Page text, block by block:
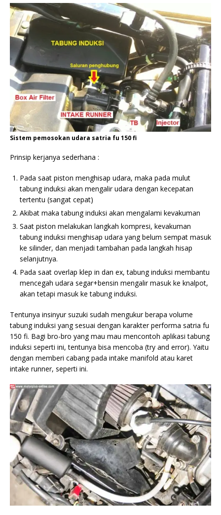
Sistem pemosokan udara satria fu 150 fi
Prinsip kerjanya sederhana :
Pada saat piston menghisap udara, maka pada mulut
tabung induksi akan mengalir udara dengan kecepatan
tertentu (sangat cepat)
Akibat maka tabung induksi akan mengalami kevakuman
Saat piston melakukan langkah kompresi, kevakuman
tabung induksi menghisap udara yang belum sempat masuk
ke silinder, dan menjadi tambahan pada langkah hisap
selanjutnya.
Pada saat overlap klep in dan ex, tabung induksi membantu
mencegah udara segar+bensin mengalir masuk ke knalpot,
akan tetapi masuk ke tabung induksi.
Tentunya insinyur suzuki sudah mengukur berapa volume
tabung induksi yang sesuai dengan karakter performa satria fu
150 fi. Bagi bro-bro yang mau mau mencontoh aplikasi tabung
induksi seperti ini, tentunya bisa mencoba (try and error). Yaitu
dengan memberi cabang pada intake manifold atau karet
intake runner, seperti ini.